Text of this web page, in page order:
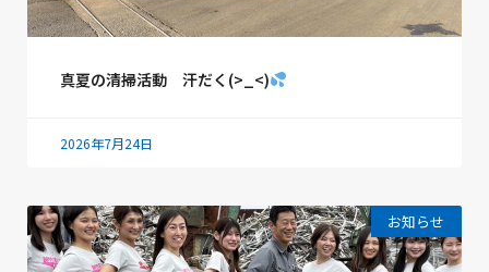
真夏の清掃活動 汗だく(>_<)
2026年7月24日
お知らせ